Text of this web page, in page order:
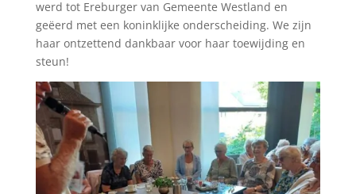
werd tot Ereburger van Gemeente Westland en
geëerd met een koninklijke onderscheiding. We zijn
haar ontzettend dankbaar voor haar toewijding en
steun!